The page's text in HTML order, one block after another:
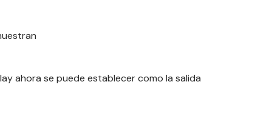
ahora se puede establecer como la salida